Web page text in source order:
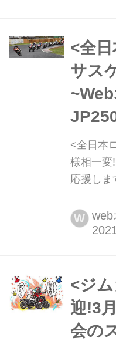
知しても
BSC各
たにボ
<全
サス
<全日本
様相一変
応援しま
もドライ
全日本
初夏を思
ん気温
30°Cオ
W web
<ジ
迎!3
会の